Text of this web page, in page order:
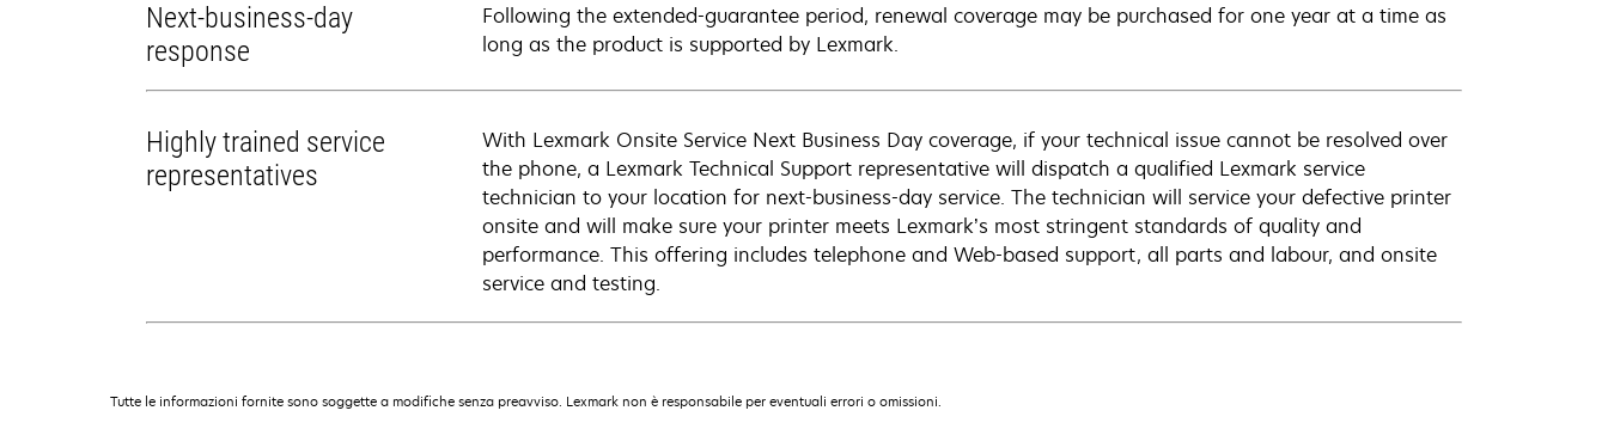
Next-business-day
response
Following the extended-guarantee period, renewal coverage may be purchased for one year at a time as
long as the product is supported by Lexmark.
Highly trained service
representatives
With Lexmark Onsite Service Next Business Day coverage, if your technical issue cannot be resolved over
the phone, a Lexmark Technical Support representative will dispatch a qualified Lexmark service
technician to your location for next-business-day service. The technician will service your defective printer
onsite and will make sure your printer meets Lexmark’s most stringent standards of quality and
performance. This offering includes telephone and Web-based support, all parts and labour, and onsite
service and testing.
Tutte le informazioni fornite sono soggette a modifiche senza preavviso. Lexmark non è responsabile per eventuali errori o omissioni.